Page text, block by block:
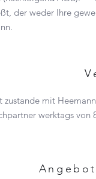
der weder Ihre
mit
werktags